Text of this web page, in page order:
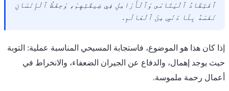
ٱفْتِقَادُ ٱلْيَتَامَى وَٱلْأَرَامِلِ فِي ضِيقَتِهِمْ، وَحِفْظُ ٱلْإِنْسَانِ
نَفْسَهُ بِلَا دَنَسٍ مِنَ ٱلْعَالَمِ.
إذا كان هذا هو الموضوع، فاستجابة المسيحي المناسبة عملية: التوبة
حيث يوجد إهمال، والدفاع عن الجيران الضعفاء، والانخراط في
أعمال رحمة ملموسة.